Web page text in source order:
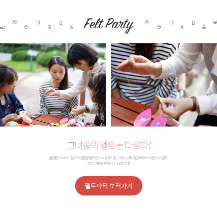
펠트파티 보러가기